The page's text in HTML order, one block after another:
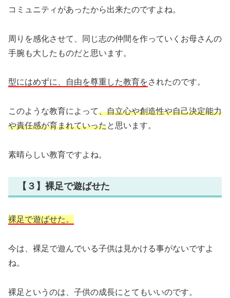
コミュニティがあったから出来たのですよね。
周りを感化させて、同じ志の仲間を作っていくお母さんの
手腕も大したものだと思います。
型にはめずに、自由を尊重した教育をされたのです。
このような教育によって、自立心や創造性や自己決定能力
や責任感が育まれていったと思います。
素晴らしい教育ですよね。
【３】裸足で遊ばせた
裸足で遊ばせた。
今は、裸足で遊んでいる子供は見かける事がないですよ
ね。
裸足というのは、子供の成長にとてもいいのです。